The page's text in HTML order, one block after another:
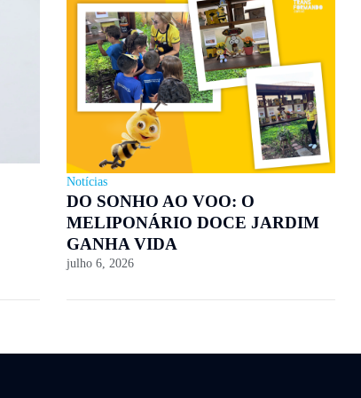
Notícias
DO SONHO AO VOO: O
MELIPONÁRIO DOCE JARDIM
GANHA VIDA
julho 6, 2026